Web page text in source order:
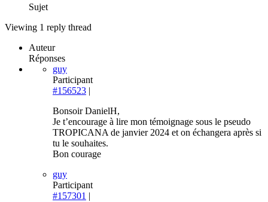
Sujet
Viewing 1 reply thread
Auteur
Réponses
guy
Participant
#156523 |
Bonsoir DanielH,
Je t’encourage à lire mon témoignage sous le pseudo
TROPICANA de janvier 2024 et on échangera après si
tu le souhaites.
Bon courage
guy
Participant
#157301 |